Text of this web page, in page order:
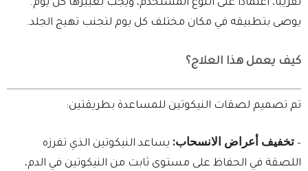
تقريبًا، اعتمادًا على النوع المستخدم، ويجب تغييرها كل يوم.
يوصى بتطبيقه في مكان مختلف كل يوم لتجنب تهيج الجلد.
كيف يعمل هذا العلاج؟
تم تصميم لصقات النيكوتين للمساعدة بطريقتين:
– تخفيف أعراض الانسحاب: يساعد النيكوتين الذي تفرزه
اللصقة في الحفاظ على مستوى ثابت من النيكوتين في الدم،